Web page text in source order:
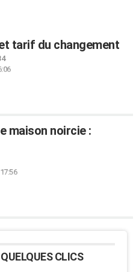
tarif du changement
maison noircie :
CLICS